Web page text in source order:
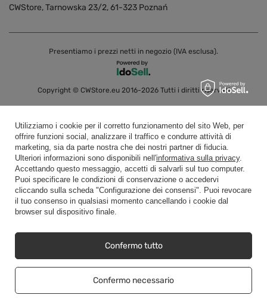
CWStore,Tarnowska 23/2,61-323 Poznań
Presentiamo i prezzi netti in negozio (IVA esclusa).
Copyright © CWStore.eu 2016-2026 Tutti i diritti riservati
Utilizziamo i cookie per il corretto funzionamento del sito Web, per
offrire funzioni social, analizzare il traffico e condurre attività di
marketing, sia da parte nostra che dei nostri partner di fiducia.
Ulteriori informazioni sono disponibili nell'informativa sulla privacy.
Accettando questo messaggio, accetti di salvarli sul tuo computer.
Puoi specificare le condizioni di conservazione o accedervi
cliccando sulla scheda "Configurazione dei consensi". Puoi revocare
il tuo consenso in qualsiasi momento cancellando i cookie dal
browser sul dispositivo finale.
Confermo necessario
Confermo tutto